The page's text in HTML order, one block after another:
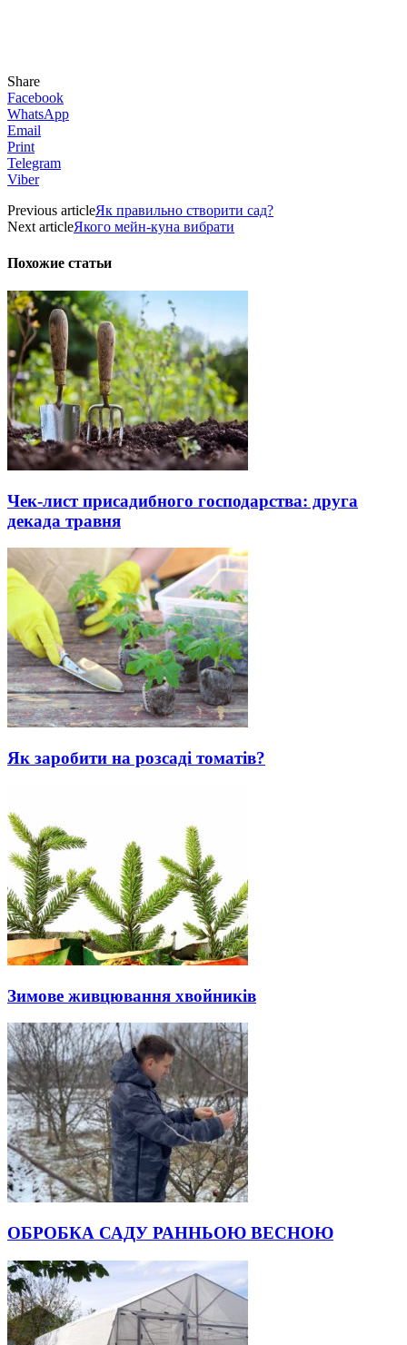
Share
Facebook
WhatsApp
Email
Print
Telegram
Viber
Previous articleЯк правильно створити сад?
Next articleЯкого мейн-куна вибрати
Похожие статьи
Чек-лист присадибного господарства: друга
декада травня
Як заробити на розсаді томатів?
Зимове живцювання хвойників
ОБРОБКА САДУ РАННЬОЮ ВЕСНОЮ